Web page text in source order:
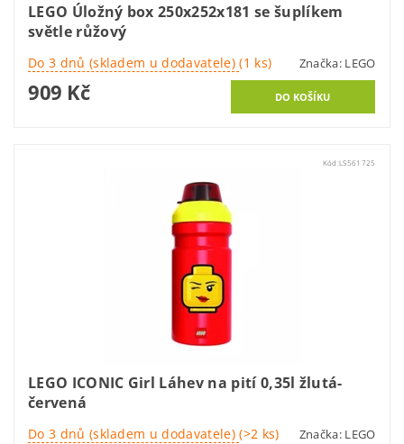
LEGO Úložný box 250x252x181 se šuplíkem
světle růžový
Do 3 dnů (skladem u dodavatele)(1 ks) Značka: LEGO
909 Kč
Kód: LS561725
LEGO ICONIC Girl Láhev na pití 0,35l žlutá-
červená
Do 3 dnů (skladem u dodavatele)(>2 ks) Značka: LEGO